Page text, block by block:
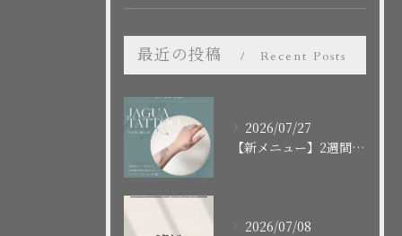
最近の投稿 Recent Posts
2026/07/27
【新メニュー】2週間で消えるボディアート「ジャグアタトゥー」スタート！施術の流れや注意点まとめ
2026/07/08